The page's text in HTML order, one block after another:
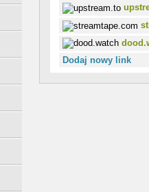
Dodaj nowy link